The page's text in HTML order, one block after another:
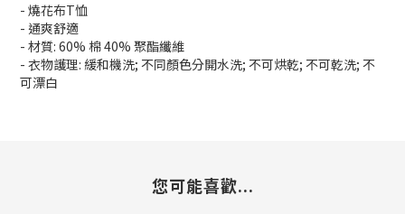
- 燒花布T恤
- 通爽舒適
- 材質: 60% 棉 40% 聚酯纖維
- 衣物護理: 緩和機洗; 不同顏色分開水洗; 不可烘乾; 不可乾洗; 不
可漂白
您可能喜歡...